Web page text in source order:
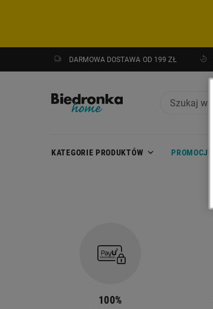
DARMOWA DOSTAWA OD 199 ZŁ
KATEGORIE PRODUKTÓW PROMOCJE
100%